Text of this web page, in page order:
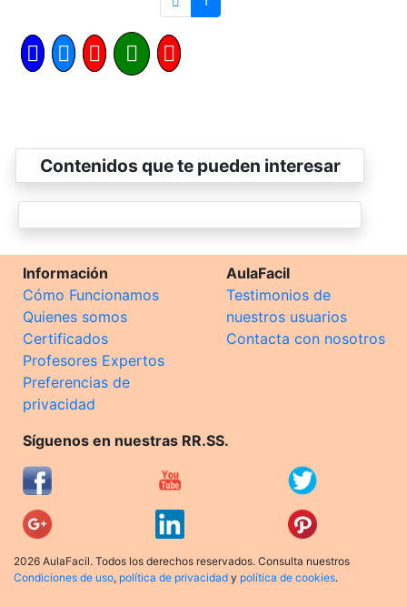
Contenidos que te pueden interesar
Información
Cómo Funcionamos
Quienes somos
Certificados
Profesores Expertos
Preferencias de
privacidad
AulaFacil
Testimonios de
nuestros usuarios
Contacta con nosotros
Síguenos en nuestras RR.SS.
2026 AulaFacil. Todos los derechos reservados. Consulta nuestros
Condiciones de uso, política de privacidad y política de cookies.